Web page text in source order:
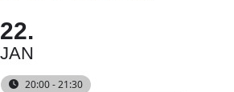
22
JAN
20:00 - 21:30